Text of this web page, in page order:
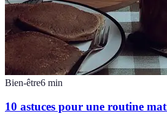
Bien-être6 min
10 astuces pour une routine